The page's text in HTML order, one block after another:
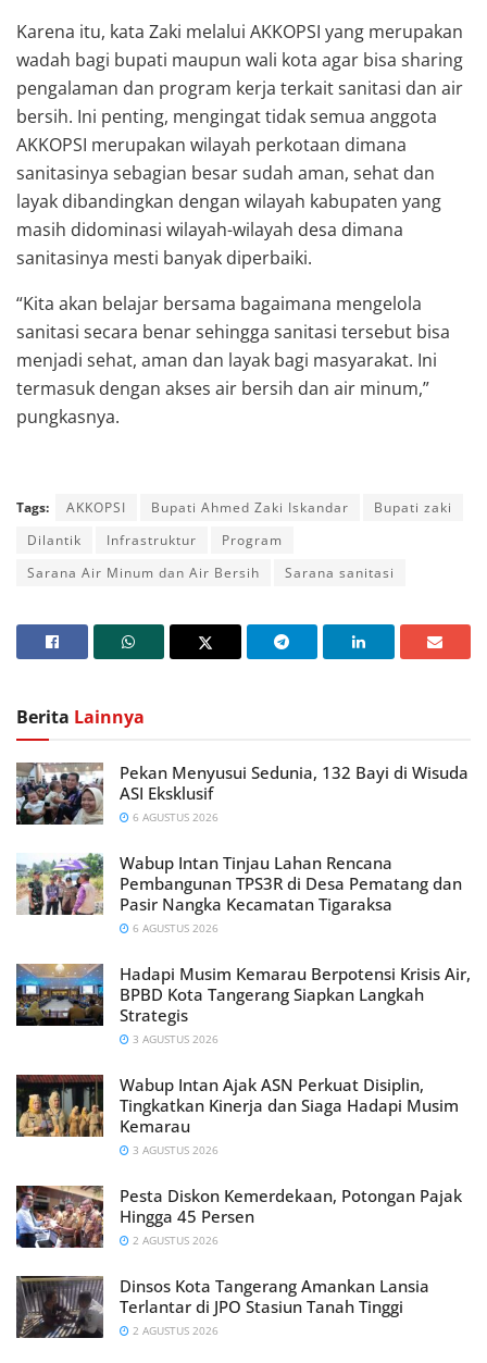
Karena itu, kata Zaki melalui AKKOPSI yang merupakan
wadah bagi bupati maupun wali kota agar bisa sharing
pengalaman dan program kerja terkait sanitasi dan air
bersih. Ini penting, mengingat tidak semua anggota
AKKOPSI merupakan wilayah perkotaan dimana
sanitasinya sebagian besar sudah aman, sehat dan
layak dibandingkan dengan wilayah kabupaten yang
masih didominasi wilayah-wilayah desa dimana
sanitasinya mesti banyak diperbaiki.
“Kita akan belajar bersama bagaimana mengelola
sanitasi secara benar sehingga sanitasi tersebut bisa
menjadi sehat, aman dan layak bagi masyarakat. Ini
termasuk dengan akses air bersih dan air minum,”
pungkasnya.
Tags: AKKOPSI Bupati Ahmed Zaki Iskandar
Bupati zaki
Dilantik
Infrastruktur
Program
Sarana Air Minum dan Air Bersih
Sarana sanitasi
Berita Lainnya
Pekan Menyusui Sedunia, 132 Bayi di Wisuda
ASI Eksklusif
6 AGUSTUS 2026
Wabup Intan Tinjau Lahan Rencana
Pembangunan TPS3R di Desa Pematang dan
Pasir Nangka Kecamatan Tigaraksa
6 AGUSTUS 2026
Hadapi Musim Kemarau Berpotensi Krisis Air,
BPBD Kota Tangerang Siapkan Langkah
Strategis
3 AGUSTUS 2026
Wabup Intan Ajak ASN Perkuat Disiplin,
Tingkatkan Kinerja dan Siaga Hadapi Musim
Kemarau
3 AGUSTUS 2026
Pesta Diskon Kemerdekaan, Potongan Pajak
Hingga 45 Persen
2 AGUSTUS 2026
Dinsos Kota Tangerang Amankan Lansia
Terlantar di JPO Stasiun Tanah Tinggi
2 AGUSTUS 2026